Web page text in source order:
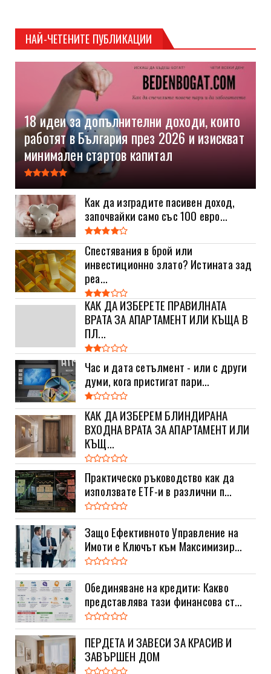
НАЙ-ЧЕТЕНИТЕ ПУБЛИКАЦИИ
18 идеи за допълнителни доходи, които
работят в България през 2026 и изискват
минимален стартов капитал
Как да изградите пасивен доход,
започвайки само със 100 евро...
Спестявания в брой или
инвестиционно злато? Истината зад
реа...
КАК ДА ИЗБЕРЕТЕ ПРАВИЛНАТА
ВРАТА ЗА АПАРТАМЕНТ ИЛИ КЪЩА В
ПЛ...
Час и дата сетълмент - или с други
думи, кога пристигат пари...
КАК ДА ИЗБЕРЕМ БЛИНДИРАНА
ВХОДНА ВРАТА ЗА АПАРТАМЕНТ ИЛИ
КЪЩ...
Практическо ръководство как да
използвате ETF-и в различни п...
Защо Ефективното Управление на
Имоти е Ключът към Максимизир...
Обединяване на кредити: Какво
представлява тази финансова ст...
ПЕРДЕТА И ЗАВЕСИ ЗА КРАСИВ И
ЗАВЪРШЕН ДОМ